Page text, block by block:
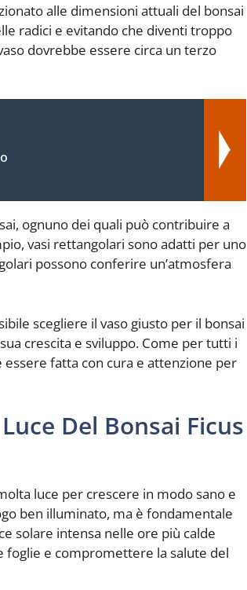
alle dimensioni attuali del bonsai
radici e evitando che diventi troppo
dovrebbe essere circa un terzo
ognuno dei quali può contribuire a
vasi rettangolari sono adatti per uno
possono conferire un’atmosfera
scegliere il vaso giusto per il bonsai
crescita e sviluppo. Come per tutti i
essere fatta con cura e attenzione per
Del Bonsai Ficus
luce per crescere in modo sano e
ben illuminato, ma è fondamentale
solare intensa nelle ore più calde
foglie e compromettere la salute del